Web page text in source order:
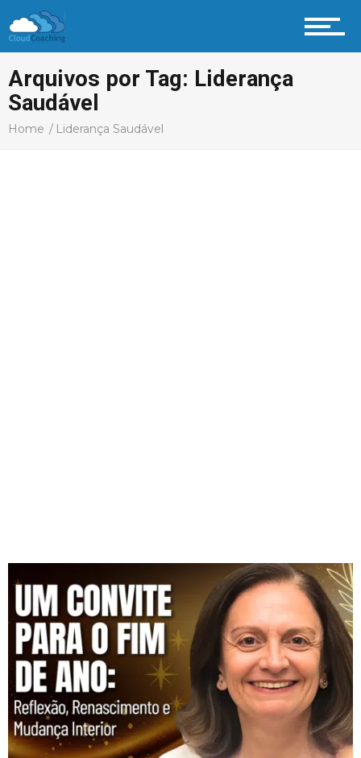
Arquivos por Tag: Liderança
Saudável
Home Liderança Saudável